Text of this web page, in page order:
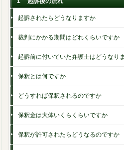
起訴されたらどうなりますか
裁判にかかる期間はどれくらいですか
起訴前に付いていた弁護士はどうなり
保釈とは何ですか
どうすれば保釈されるのですか
保釈金は大体いくらくらいですか
保釈が許可されたらどうなるのですか